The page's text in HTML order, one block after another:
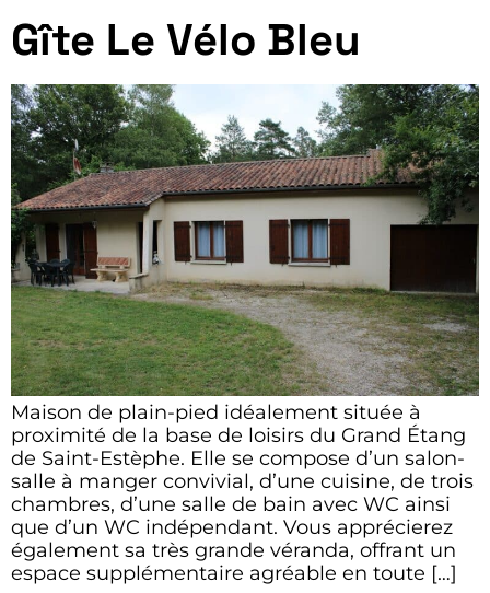
Gîte Le Vélo Bleu
Maison de plain-pied idéalement située à
proximité de la base de loisirs du Grand Étang
de Saint-Estèphe. Elle se compose d’un salon-
salle à manger convivial, d’une cuisine, de trois
chambres, d’une salle de bain avec WC ainsi
que d’un WC indépendant. Vous apprécierez
également sa très grande véranda, offrant un
espace supplémentaire agréable en toute […]